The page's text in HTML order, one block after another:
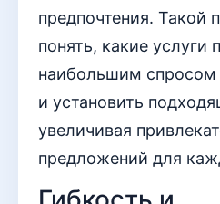
предпочтения. Такой
понять, какие услуги
наибольшим спросом
и установить
увеличивая
предложений для